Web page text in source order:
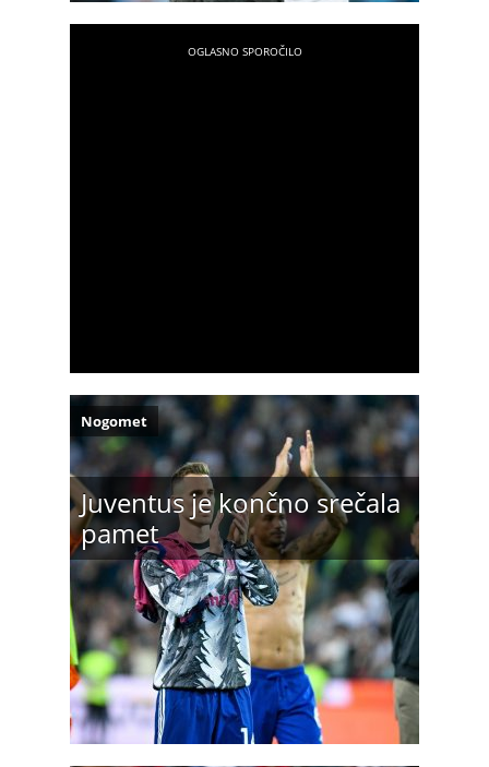
Juventus je končno srečala
pamet
Nogomet